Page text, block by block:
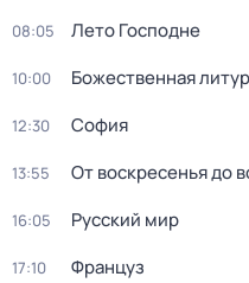
08:05 Лето Господне
10:00 Божественная
12:30 София
13:55 От воскресенья до
16:05 Русский мир
17:10 Француз